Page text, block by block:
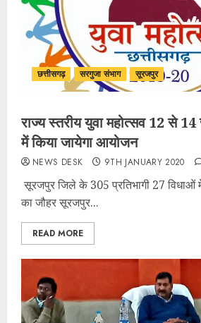
छत्तीसगढ़ सरगुजा संभाग सूरजपुर
राज्य स्तरीय युवा महोत्सव 12 से
में किया जायेगा आयोजन
NEWS DESK 9TH JANUARY 2020
सूरजपुर जिले के 305 प्रतिभागी 27 विधाओं
का जौहर सूरजपुर...
READ MORE